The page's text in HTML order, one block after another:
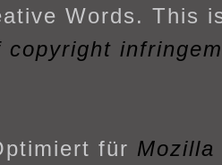
Words. This
copyright
für